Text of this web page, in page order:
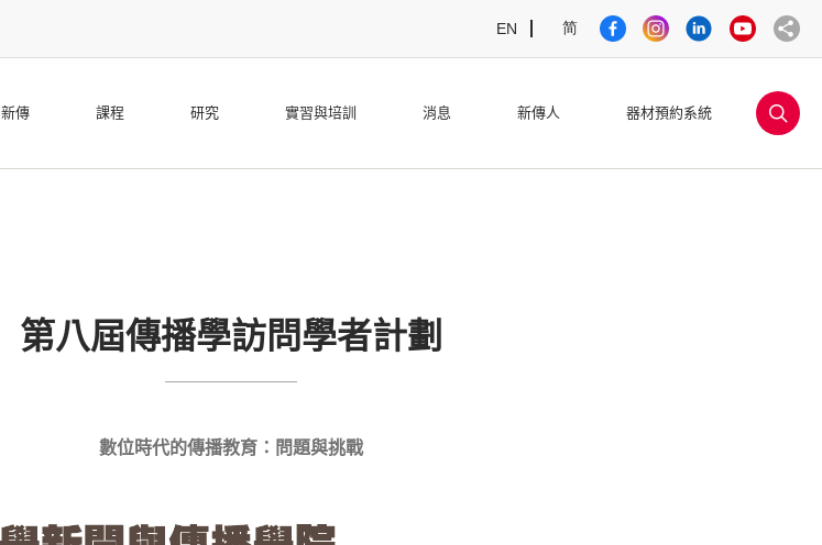
简
EN
新傳 課程 研究 實習與培訓 消息 新傳人 器材預約系統
第八屆傳播學訪問學者計劃
數位時代的傳播教育：問題與挑戰